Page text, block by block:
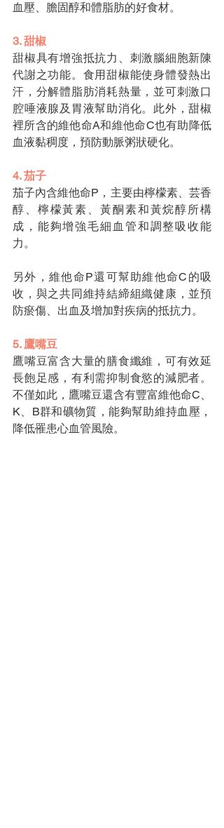
血壓、膽固醇和體脂肪的好食材。
3. 甜椒
甜椒具有增強抵抗力、刺激腦細胞新陳
代謝之功能。食用甜椒能使身體發熱出
汗，分解體脂肪消耗熱量，並可刺激口
腔唾液腺及胃液幫助消化。此外，甜椒
裡所含的維他命A和維他命C也有助降低
血液黏稠度，預防動脈粥狀硬化。
4. 茄子
茄子內含維他命P，主要由檸檬素、芸香
醇、檸檬黃素、黃酮素和黃烷醇所構
成，能夠增強毛細血管和調整吸收能
力。
另外，維他命P還可幫助維他命C的吸
收，與之共同維持結締組織健康，並預
防瘀傷、出血及增加對疾病的抵抗力。
5. 鷹嘴豆
鷹嘴豆富含大量的膳食纖維，可有效延
長飽足感，有利需抑制食慾的減肥者。
不僅如此，鷹嘴豆還含有豐富維他命C、
K、B群和礦物質，能夠幫助維持血壓，
降低罹患心血管風險。